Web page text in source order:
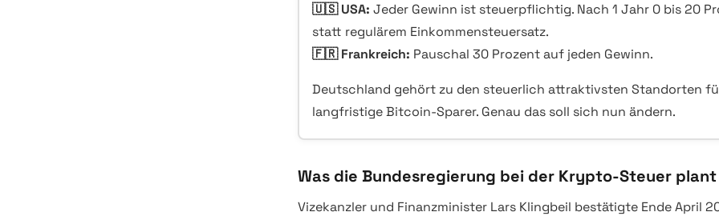
🇺🇸 USA: Jeder Gewinn ist steuerpflichtig. Nach 1 Jahr 0 bis 20
statt regulärem Einkommensteuersatz.
🇫🇷 Frankreich: Pauschal 30 Prozent auf jeden Gewinn.
Deutschland gehört zu den steuerlich attraktivsten Standorten
langfristige Bitcoin-Sparer. Genau das soll sich nun ändern.
Was die Bundesregierung bei der Krypto-Steuer plant
Vizekanzler und Finanzminister Lars Klingbeil bestätigte Ende April